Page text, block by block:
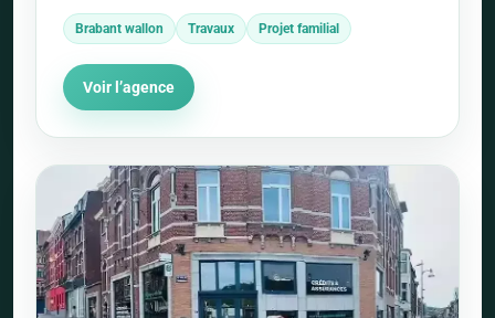
Brabant wallon Travaux Projet familial
Voir l’agence